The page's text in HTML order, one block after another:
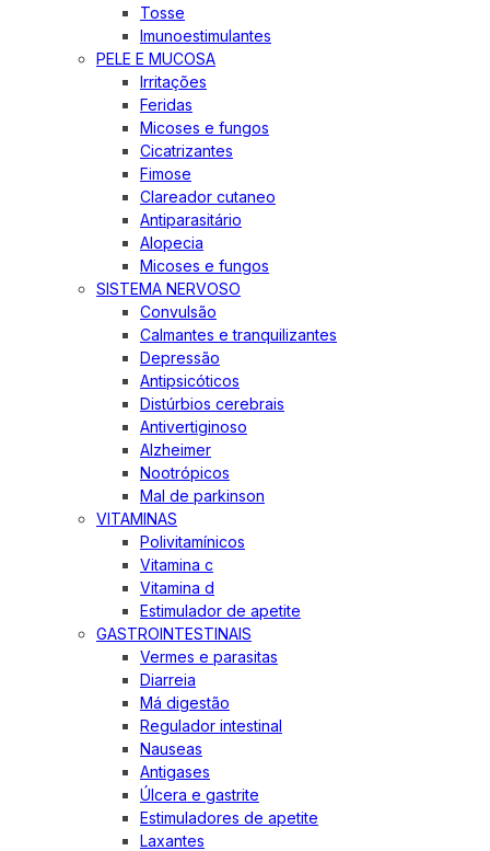
Tosse
Imunoestimulantes
PELE E MUCOSA
Irritações
Feridas
Micoses e fungos
Cicatrizantes
Fimose
Clareador cutaneo
Antiparasitário
Alopecia
Micoses e fungos
SISTEMA NERVOSO
Convulsão
Calmantes e tranquilizantes
Depressão
Antipsicóticos
Distúrbios cerebrais
Antivertiginoso
Alzheimer
Nootrópicos
Mal de parkinson
VITAMINAS
Polivitamínicos
Vitamina c
Vitamina d
Estimulador de apetite
GASTROINTESTINAIS
Vermes e parasitas
Diarreia
Má digestão
Regulador intestinal
Nauseas
Antigases
Úlcera e gastrite
Estimuladores de apetite
Laxantes